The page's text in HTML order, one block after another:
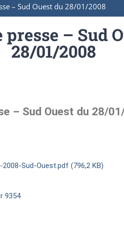
– Sud Ouest du 28/01/2008
– Sud
28/01/2008
– Sud Ouest du 28/
2008-Sud-Ouest.pdf (796,2 KB)
9354